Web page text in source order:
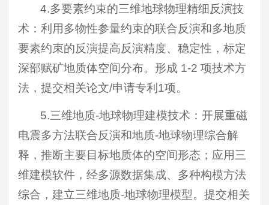
4.多要素约束的三维地球物理精细反演技
术：利用多物性参量约束的联合反演和多地质
要素约束的反演提高反演精度、稳定性，标定
深部赋矿地质体空间分布。形成 1-2 项技术方
法，提交相关论文/申请专利1项。
5.三维地质-地球物理建模技术：开展重磁
电震多方法联合反演和地质-地球物理综合解
释，推断主要目标地质体的空间形态；应用三
维建模软件，经多源数据集成、多种构模方法
综合，建立三维地质-地球物理模型。提交相关